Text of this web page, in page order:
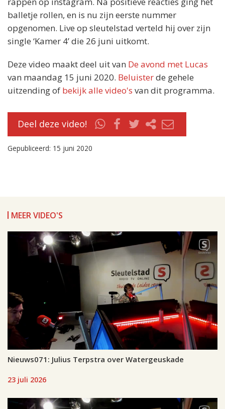
balletje rollen, en is nu zijn eerste nummer
opgenomen. Live op sleutelstad verteld hij over zijn
single ‘Kamer 4’ die 26 juni uitkomt.
Deze video maakt deel uit van De avond met Lucas
van maandag 15 juni 2020. Beluisterde gehele
uitzending of bekijk alle video's van dit programma.
Deel deze video!
Gepubliceerd: 15 juni 2020
MEER VIDEO'S
Nieuws071: Julius Terpstra over Watergeuskade
23 juli 2026